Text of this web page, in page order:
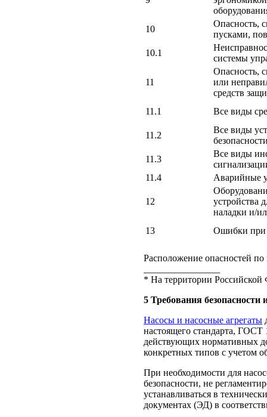
10
Опасность,
пусками,
10.1
системы
11
Опасность,
или
средств
11.1
Все виды
11.2
Все виды
11.3
Все виды
11.4
Аварийные
12
устройства
наладки и/
13
Ошибки при
Расположение опасностей
* На территории
5 Требования безопасности
Насосы и насосные агрегаты
настоящего стандарта,
действующих нормативных
конкретных типов с учетом
При необходимости для
безопасности, не
устанавливаться в
документах (ЭД) в